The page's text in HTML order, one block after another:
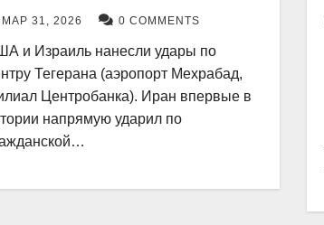
МАР 31, 2026 0 COMMENTS
и Израиль нанесли удары по
Тегерана (аэропорт Мехрабад,
Центробанка). Иран впервые в
напрямую ударил по